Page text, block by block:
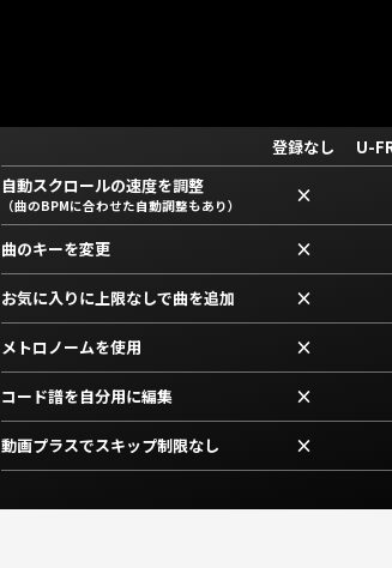
登録なし
U-
自動スクロールの速度を調整
（曲のBPMに合わせた自動調整もあり） ×
曲のキーを変更 ×
お気に入りに上限なしで曲を追加 ×
メトロノームを使用 ×
コード譜を自分用に編集 ×
動画プラスでスキップ制限なし ×